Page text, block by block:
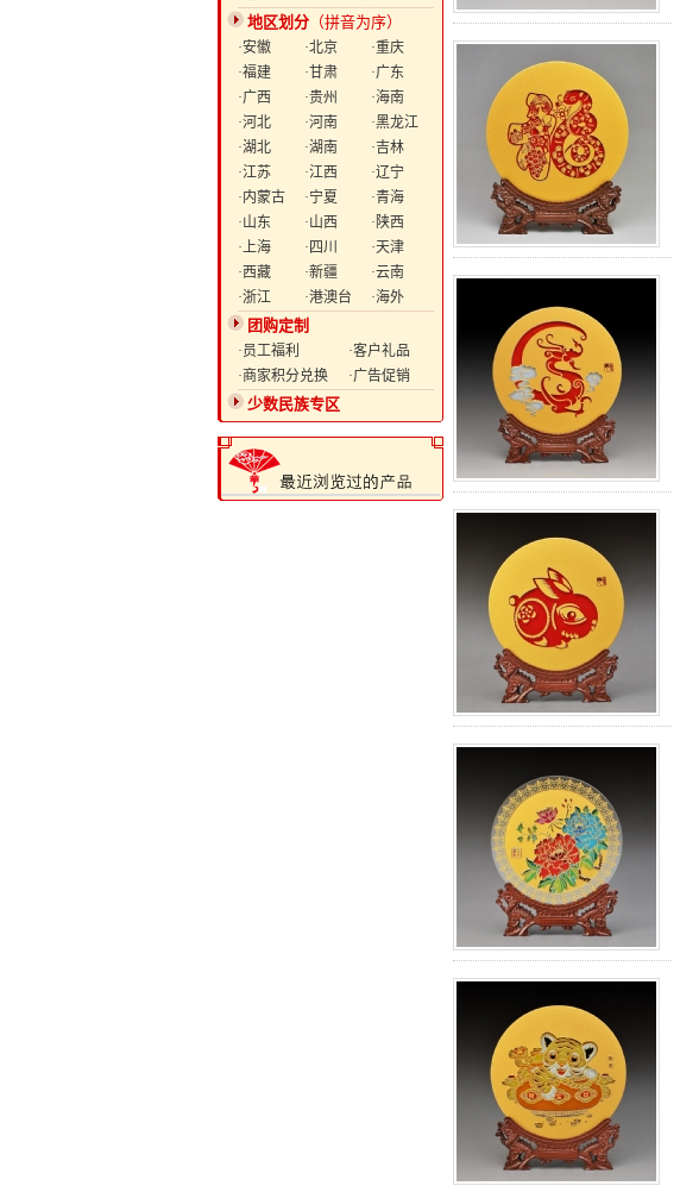
地区划分 （拼音为序）
·安徽 ·北京
·重庆
·福建
·甘肃
·广东
·广西
·贵州
·海南
·河北
·河南
·黑龙江
·湖北
·湖南
·吉林
·江苏
·江西
·辽宁
·内蒙古
·宁夏
·青海
·山东
·山西
·陕西
·上海
·四川
·天津
·西藏
·新疆
·云南
·浙江
·港澳台 ·海外
团购定制
·员工福利
·客户礼品
·商家积分兑换
·广告促销
少数民族专区